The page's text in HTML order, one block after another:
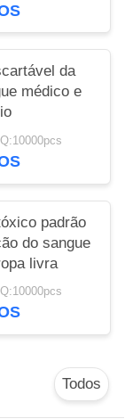
da
médico e
padrão
do sangue
livra
Todos